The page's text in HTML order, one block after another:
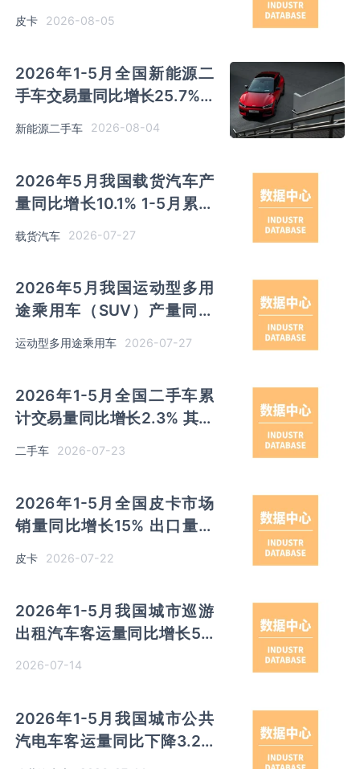
比增长34% 长城汽车销量领
先
皮卡 2026-08-05
2026年1-5月全国新能源二
手车交易量同比增长25.7% 5
月份使用年限2-4年以下交易
量占比升至44.1%
新能源二手车 2026-08-04
2026年5月我国载货汽车产
量同比增长10.1% 1-5月累计
载货汽车 2026-07-27
2026年5月我国运动型多用
途乘用车（SUV）产量同比
增长13.7% 1-5月累计产量同
比增长8.9%
运动型多用途乘用车 2026-07-27
2026年1-5月全国二手车累
计交易量同比增长2.3% 其中
3-6年使用年限交易量占比
43.6%
二手车 2026-07-23
2026年1-5月全国皮卡市场
销量同比增长15% 出口量同
比增长32% 长城汽车销量以
超7万辆领先
皮卡 2026-07-22
2026年1-5月我国城市巡游
出租汽车客运量同比增长5%
2026-07-14
2026年1-5月我国城市公共
汽电车客运量同比下降3.2%